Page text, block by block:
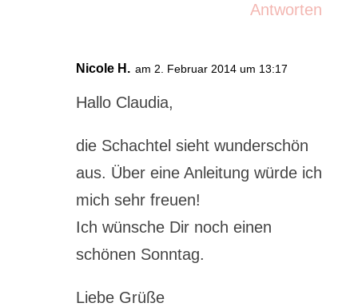
Antworten
Nicole H. am 2. Februar 2014 um 13:17
Hallo Claudia,
die Schachtel sieht wunderschön
aus. Über eine Anleitung würde ich
mich sehr freuen!
Ich wünsche Dir noch einen
schönen Sonntag.
Liebe Grüße